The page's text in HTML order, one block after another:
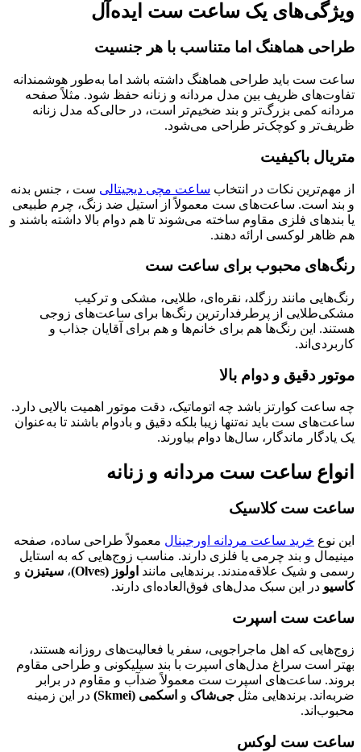
ویژگی‌های یک ساعت ست ایده‌آل
طراحی هماهنگ اما متناسب با هر جنسیت
ساعت ست باید طراحی هماهنگ داشته باشد اما به‌طور هوشمندانه
تفاوت‌های ظریف بین مدل مردانه و زنانه حفظ شود. مثلاً صفحه
مردانه کمی بزرگ‌تر و بند ضخیم‌تر است، در حالی‌که مدل زنانه
ظریف‌تر و کوچک‌تر طراحی می‌شود.
متریال باکیفیت
از مهم‌ترین نکات در انتخاب ساعت مچی دیجیتالی ست ، جنس بدنه
و بند است. ساعت‌های ست معمولاً از استیل ضد زنگ، چرم طبیعی
یا بندهای فلزی مقاوم ساخته می‌شوند تا هم دوام بالا داشته باشند و
هم ظاهر لوکسی ارائه دهند.
رنگ‌های محبوب برای ساعت ست
رنگ‌هایی مانند رزگلد، نقره‌ای، طلایی، مشکی و ترکیب
مشکی‌طلایی از پرطرفدارترین رنگ‌ها برای ساعت‌های زوجی
هستند. این رنگ‌ها هم برای خانم‌ها و هم برای آقایان جذاب و
کاربردی‌اند.
موتور دقیق و دوام بالا
چه ساعت کوارتز باشد چه اتوماتیک، دقت موتور اهمیت بالایی دارد.
ساعت‌های ست باید نه‌تنها زیبا بلکه دقیق و بادوام باشند تا به‌عنوان
یک یادگار ماندگار، سال‌ها دوام بیاورند.
انواع ساعت ست مردانه و زنانه
ساعت ست کلاسیک
این نوع خرید ساعت مردانه اورجینال معمولاً طراحی ساده، صفحه
مینیمال و بند چرمی یا فلزی دارند. مناسب زوج‌هایی که به استایل
رسمی و شیک علاقه‌مندند. برندهایی مانند اولوز (Olves) ، سیتیزن و
کاسیو در این سبک مدل‌های فوق‌العاده‌ای دارند.
ساعت ست اسپرت
زوج‌هایی که اهل ماجراجویی، سفر یا فعالیت‌های روزانه هستند،
بهتر است سراغ مدل‌های اسپرت با بند سیلیکونی و طراحی مقاوم
بروند. ساعت‌های اسپرت ست معمولاً ضدآب و مقاوم در برابر
ضربه‌اند. برندهایی مثل جی‌شاک و اسکمی (Skmei)
در این زمینه
محبوب‌اند.
ساعت ست لوکس